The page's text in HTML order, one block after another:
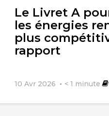
Le Livret A
les énergies
plus
rapport
10 Avr 2026 < 1 minute